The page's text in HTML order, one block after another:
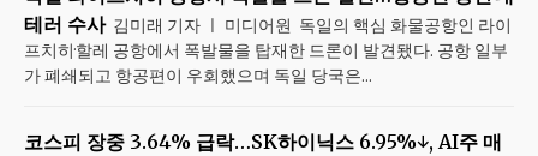
테러 수사 김미래 기자 ㅣ 미디어원 독일의 핵심 화물공항인 라이
프치히·할레 공항에서 폭발물을 탑재한 드론이 발견됐다. 공항 일부
가 폐쇄되고 항공편이 우회했으며 독일 당국은...
코스피 장중 3.64% 급락…SK하이닉스 6.95%↓, AI주 매